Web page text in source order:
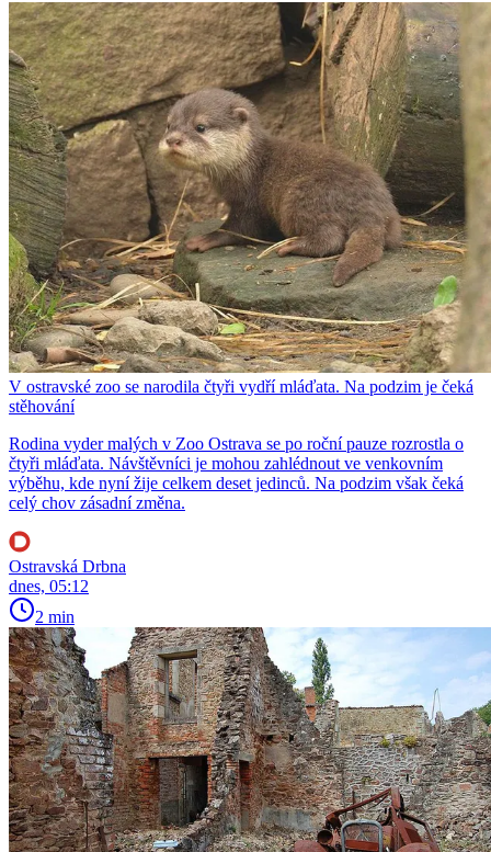
V ostravské zoo se narodila čtyři vydří mláďata. Na podzim je čeká
stěhování
Rodina vyder malých v Zoo Ostrava se po roční pauze rozrostla o
čtyři mláďata. Návštěvníci je mohou zahlédnout ve venkovním
výběhu, kde nyní žije celkem deset jedinců. Na podzim však čeká
celý chov zásadní změna.
Ostravská Drbna
dnes, 05:12
2 min